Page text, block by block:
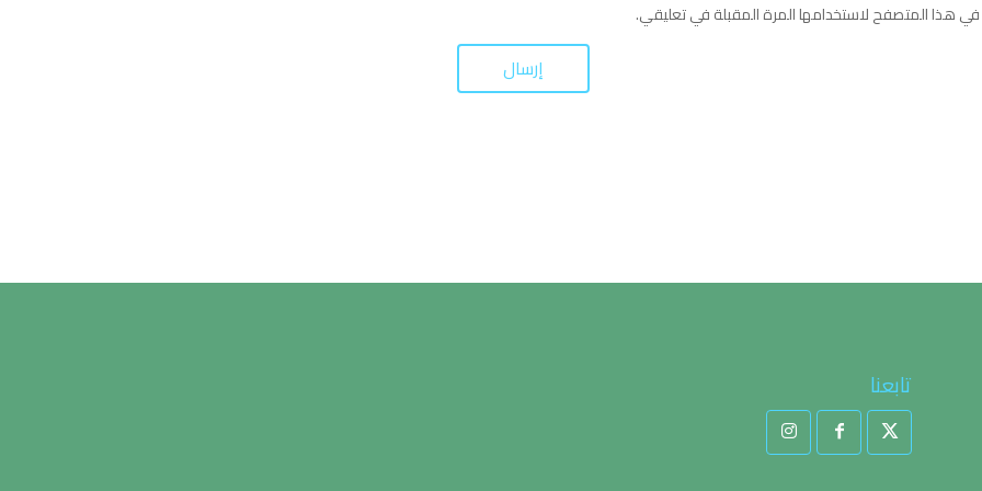
هذا المتصفح لاستخدامها المرة المقبلة في تعليقي.
تابعنا